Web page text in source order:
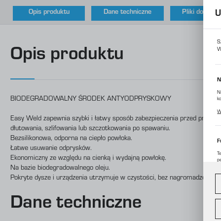
Opis produktu Dane techniczne Pliki do
Opis produktu
BIODEGRADOWALNY ŚRODEK ANTYODPRYSKOWY
Easy Weld zapewnia szybki i łatwy sposób zabezpieczenia przed
dłutowania, szlifowania lub szczotkowania po spawaniu.
Bezsilikonowa, odporna na ciepło powłoka.
Łatwe usuwanie odprysków.
Ekonomiczny ze względu na cienką i wydajną powłokę.
Na bazie biodegradowalnego oleju.
Pokryte dysze i urządzenia utrzymuje w czystości, bez nagromadzenia
Dane techniczne